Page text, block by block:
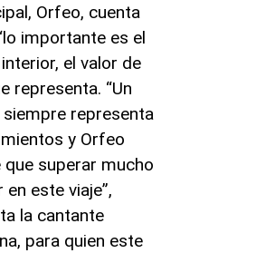
Orfeo, cuenta
importante es el
el valor de
representa. “Un
representa
y Orfeo
que superar mucho
en este viaje”,
la cantante
para quien este